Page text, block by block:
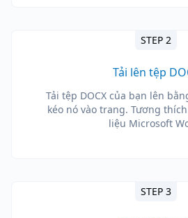
STEP 2
Tải lên tệp
Tải tệp DOCX của bạn lên
kéo nó vào trang. Tương
liệu Microsoft
STEP 3